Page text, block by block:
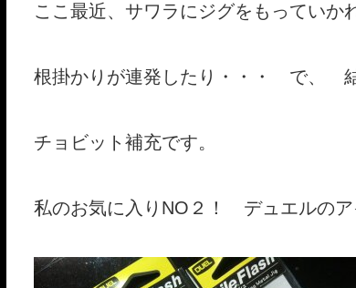
ここ最近、サワラにジグをもっていか
根掛かりが連発したり・・・ で、 結
チョビット補充です。
私のお気に入りNO２！ デュエルの